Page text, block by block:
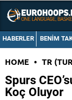
HABERLER BENIM
HOME • TR
Spurs
Koç Oluyor